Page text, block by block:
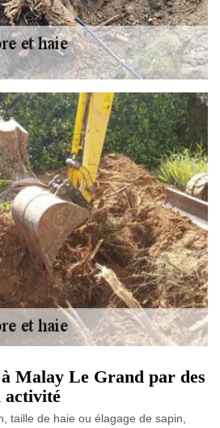
Malay Le Grand par des
activité
taille de haie ou élagage de sapin,